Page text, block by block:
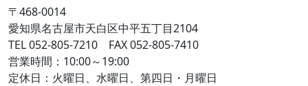
〒468-0014
愛知県名古屋市天白区中平五丁目2104
TEL 052-805-7210 FAX 052-805-7410
営業時間：10:00～19:00
定休日：火曜日、水曜日、第四日・月曜日